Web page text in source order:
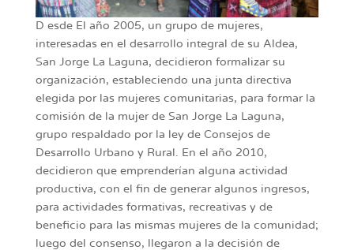
D esde El año 2005, un grupo de mujeres,
interesadas en el desarrollo integral de su Aldea,
San Jorge La Laguna, decidieron formalizar su
organización, estableciendo una junta directiva
elegida por las mujeres comunitarias, para formar la
comisión de la mujer de San Jorge La Laguna,
grupo respaldado por la ley de Consejos de
Desarrollo Urbano y Rural. En el año 2010,
decidieron que emprenderían alguna actividad
productiva, con el fin de generar algunos ingresos,
para actividades formativas, recreativas y de
beneficio para las mismas mujeres de la comunidad;
luego del consenso, llegaron a la decisión de